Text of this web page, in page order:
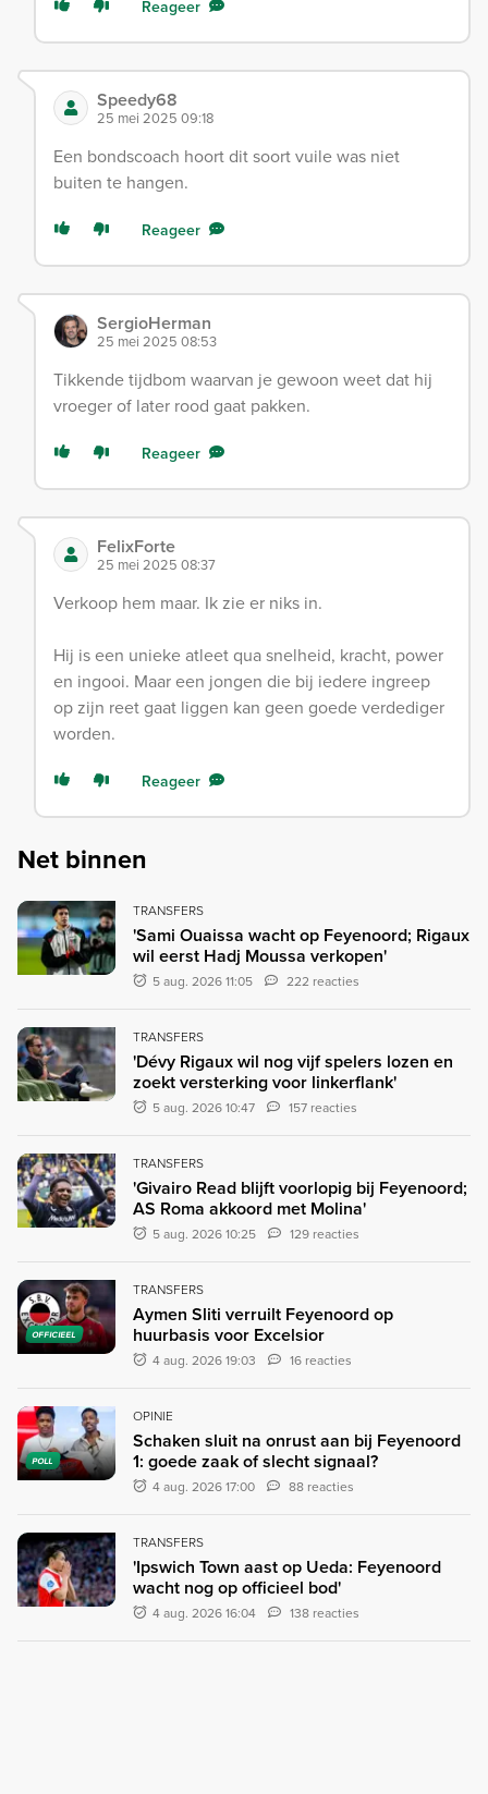
Reageer
Speedy68
25 mei 2025 09:18
Een bondscoach hoort dit soort vuile was niet
buiten te hangen.
Reageer
SergioHerman
25 mei 2025 08:53
Tikkende tijdbom waarvan je gewoon weet dat hij
vroeger of later rood gaat pakken.
Reageer
FelixForte
25 mei 2025 08:37
Verkoop hem maar. Ik zie er niks in.
Hij is een unieke atleet qua snelheid, kracht, power
en ingooi. Maar een jongen die bij iedere ingreep
op zijn reet gaat liggen kan geen goede verdediger
worden.
Reageer
Net binnen
TRANSFERS
'Sami Ouaissa wacht op Feyenoord; Rigaux
wil eerst Hadj Moussa verkopen'
5 aug. 2026 11:05 222 reacties
TRANSFERS
'Dévy Rigaux wil nog vijf spelers lozen en
zoekt versterking voor linkerflank'
5 aug. 2026 10:47 157 reacties
TRANSFERS
'Givairo Read blijft voorlopig bij Feyenoord;
AS Roma akkoord met Molina'
5 aug. 2026 10:25 129 reacties
OFFICIEEL
TRANSFERS
Aymen Sliti verruilt Feyenoord op
huurbasis voor Excelsior
4 aug. 2026 19:03 16 reacties
POLL
OPINIE
Schaken sluit na onrust aan bij Feyenoord
1: goede zaak of slecht signaal?
4 aug. 2026 17:00 88 reacties
TRANSFERS
'Ipswich Town aast op Ueda: Feyenoord
wacht nog op officieel bod'
4 aug. 2026 16:04 138 reacties